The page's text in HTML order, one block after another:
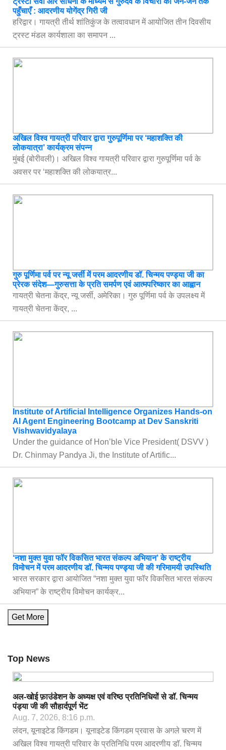
पहुँचाएँ : आदरणीय योगेंद्र गिरी जी
हरिद्वार। गायत्री तीर्थ शांतिकुंज के तत्वावधान में आयोजित तीन दिवसीय
ट्रस्ट मंडल कार्यशाला का समापन ...
अखिल विश्व गायत्री परिवार द्वारा गुरुपूर्णिमा पर ‘महाशक्ति की
लोकयात्रा’ कार्यक्रम संपन्न
मुंबई (बोरीवली)। अखिल विश्व गायत्री परिवार द्वारा गुरुपूर्णिमा पर्व के
अवसर पर ‘महाशक्ति की लोकयात्र...
गुरु पूर्णिमा पर्व पर न्यू जर्सी में परम आदरणीय डॉ. चिन्मय पण्ड्या जी का
प्रेरक संदेश—गुरुसत्ता के प्रति समर्पण एवं आत्मपरिष्कार का आह्वान
गायत्री चेतना केंद्र, न्यू जर्सी, अमेरिका। गुरु पूर्णिमा पर्व के उपलक्ष्य में
गायत्री चेतना केंद्र, ...
Institute of Artificial Intelligence Organizes Hands-on
AI Agent Engineering Bootcamp at Dev Sanskriti
Vishwavidyalaya
Under the guidance of Hon’ble Vice President( DSVV )
Dr. Chinmay Pandya Ji, the Institute of Artific...
‘नशा मुक्त युवा फॉर विकसित भारत संकल्प अभियान’ के राष्ट्रीय
विमोचन में परम आदरणीय डॉ. चिन्मय पण्ड्या जी की गरिमामयी उपस्थिति
भारत सरकार द्वारा आयोजित “नशा मुक्त युवा फॉर विकसित भारत संकल्प
अभियान” के राष्ट्रीय विमोचन कार्यक्र...
Get More
Top News
अल-खोई फ़ाउंडेशन के अध्यक्ष एवं वरिष्ठ प्रतिनिधियों से डॉ. चिन्मय
पंड्या जी की सौहार्दपूर्ण भेंट
Aug. 7, 2026, 8:16 p.m.
लंदन, यूनाइटेड किंगडम। यूनाइटेड किंगडम प्रवास के अगले चरण में
अखिल विश्व गायत्री परिवार के प्रतिनिधि परम आदरणीय डॉ. चिन्मय